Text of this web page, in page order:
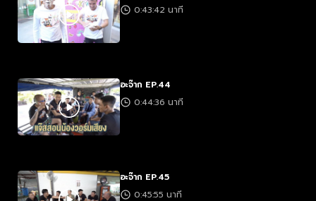
0:43:42 นาที
อะจ๊าก EP.44
0:44:36 นาที
อะจ๊าก EP.45
0:45:55 นาที